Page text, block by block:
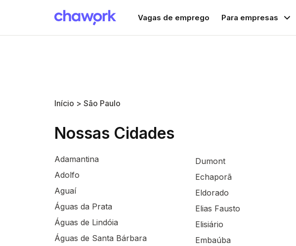
Vagas de emprego Para empresas
Início São Paulo
Nossas Cidades
Adamantina
Adolfo
Aguaí
Águas da Prata
Águas de Lindóia
Águas de Santa Bárbara
Dumont
Echaporã
Eldorado
Elias Fausto
Elisiário
Embaúba